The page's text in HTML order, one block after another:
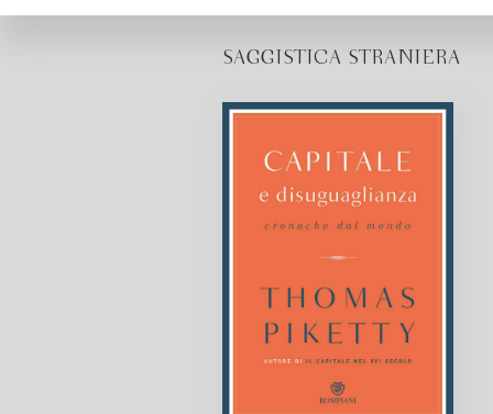
SAGGISTICA STRANIERA